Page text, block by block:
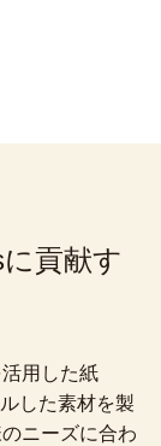
貢献す
用した紙
した素材を製
ニーズに合わ